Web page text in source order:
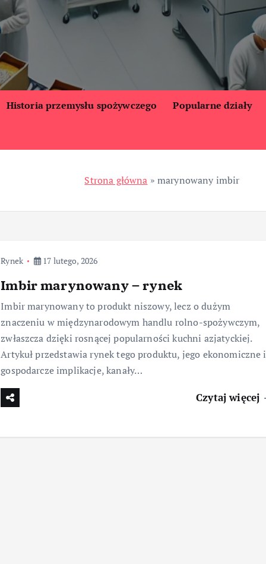
Historia przemysłu spożywczego Popularne działy
Strona główna » marynowany imbir
Rynek 17 lutego, 2026
Imbir marynowany – rynek
Imbir marynowany to produkt niszowy, lecz o dużym
znaczeniu w międzynarodowym handlu rolno-spożywczym,
zwłaszcza dzięki rosnącej popularności kuchni azjatyckiej.
Artykuł przedstawia rynek tego produktu, jego ekonomiczne i
gospodarcze implikacje, kanały…
Czytaj więcej